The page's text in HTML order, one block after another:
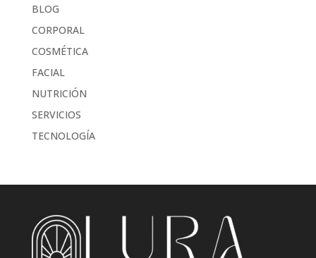
BLOG
CORPORAL
COSMÉTICA
FACIAL
NUTRICIÓN
SERVICIOS
TECNOLOGÍA